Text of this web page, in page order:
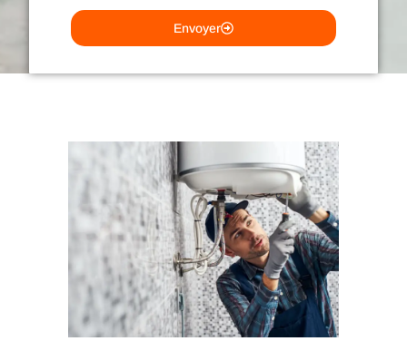
Envoyer